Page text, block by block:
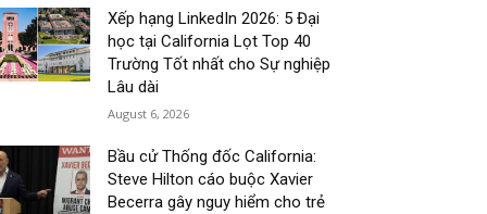
Xếp hạng LinkedIn 2026: 5 Đại
học tại California Lọt Top 40
Trường Tốt nhất cho Sự nghiệp
Lâu dài
August 6, 2026
Bầu cử Thống đốc California:
Steve Hilton cáo buộc Xavier
Becerra gây nguy hiểm cho trẻ